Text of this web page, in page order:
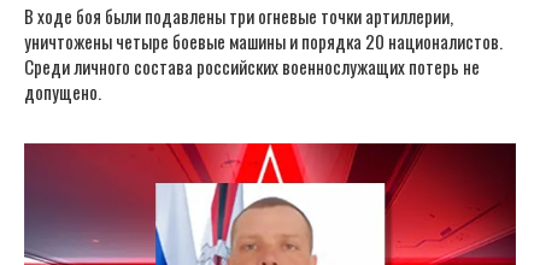
В ходе боя были подавлены три огневые точки артиллерии,
уничтожены четыре боевые машины и порядка 20 националистов.
Среди личного состава российских военнослужащих потерь не
допущено.